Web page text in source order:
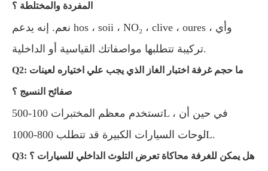
المفردة والمختلطة ؟
نعم. إنه يدعم hos ، soii ، NO₂ ، clive ، oures ، وأي
تركيبة تتطلبها مواصفاتك القياسية أو الداخلية.
Q2: ما حجم غرفة اختبار الغاز الذي يجب علي اختياره لعينات
صفائح النسيج ؟
تستخدم معظم المختبرات 100-500L ، في حين أن
لوحات السيارات الكبيرة قد تتطلب 800-1000L.
Q3: هل يمكن للغرفة محاكاة تعرض التلوث الداخلي للسيارات ؟